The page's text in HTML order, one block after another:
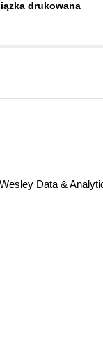
drukowana
Data &